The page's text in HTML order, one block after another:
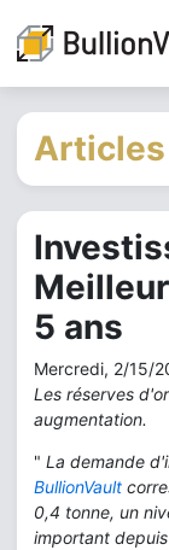
5 ans
Mercredi, 2/15/
Les réserves
augmentation.
" La demande
BullionVault
0,4 tonne, un
important